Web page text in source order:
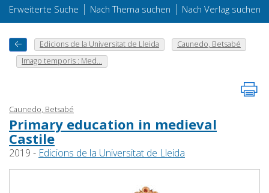
Erweiterte Suche | Nach Thema suchen | Nach Verlag suchen
Edicions de la Universitat de Lleida
Caunedo, Betsabé
Imago temporis : Med...
Caunedo, Betsabé
Primary education in medieval
Castile
2019 - Edicions de la Universitat de Lleida